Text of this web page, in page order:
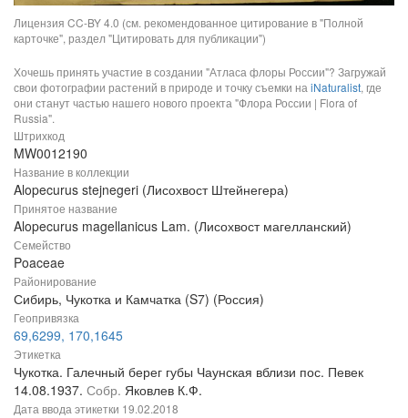
Лицензия CC-BY 4.0 (см. рекомендованное цитирование в "Полной
карточке", раздел "Цитировать для публикации")
Хочешь принять участие в создании "Атласа флоры России"? Загружай
свои фотографии растений в природе и точку съемки наiNaturalist, где
они станут частью нашего нового проекта "Флора России | Flora of
Russia".
Штрихкод
MW0012190
Название в коллекции
Alopecurus stejnegeri (Лисохвост Штейнегера)
Принятое название
Alopecurus magellanicus Lam. (Лисохвост магелланский)
Семейство
Poaceae
Районирование
Сибирь, Чукотка и Камчатка (S7) (Россия)
Геопривязка
69,6299, 170,1645
Этикетка
Чукотка. Галечный берег губы Чаунская вблизи пос. Певек
14.08.1937. Собр. Яковлев К.Ф.
Дата ввода этикетки 19.02.2018